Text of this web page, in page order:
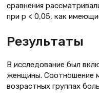
сравнения
при p < 0,05, как
Результаты
В исследование был
женщины. Соотношение
возрастных группах